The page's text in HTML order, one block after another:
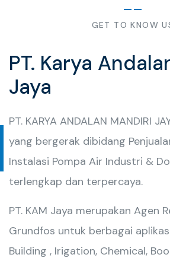
GET TO KNOW
PT. Karya
Jaya
PT. KARYA ANDALAN MANDIRI
yang bergerak dibidang
Instalasi Pompa Air Industri &
terlengkap dan terpercaya.
PT. KAM Jaya merupakan Agen
Grundfos untuk berbagai
Building , Irigation, Chemical,